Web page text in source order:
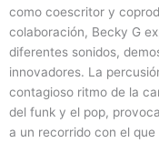
como coescritor y
colaboración, Becky G
diferentes sonidos,
innovadores. La
contagioso ritmo de la
del funk y el pop,
a un recorrido con el